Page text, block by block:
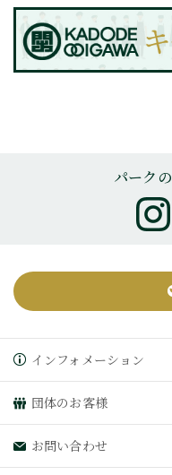
パーク
インフォメーション
団体のお客様
お問い合わせ